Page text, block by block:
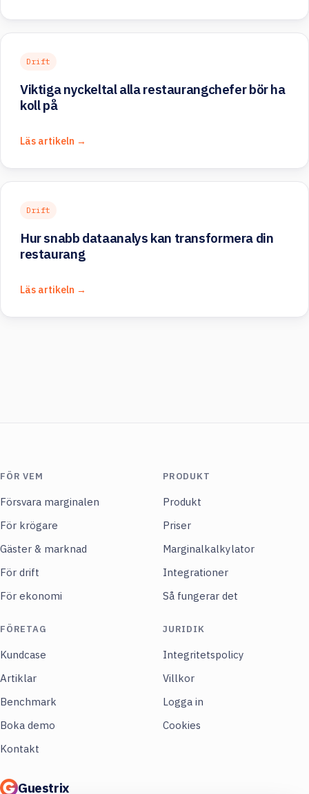
Drift
Viktiga nyckeltal alla restaurangchefer bör ha
koll på
Läs artikeln →
Drift
Hur snabb dataanalys kan transformera din
restaurang
Läs artikeln →
Guestrix
FÖR VEM
Försvara marginalen
För krögare
Gäster & marknad
För drift
För ekonomi
PRODUKT
Produkt
Priser
Marginalkalkylator
Integrationer
Så fungerar det
FÖRETAG
Kundcase
Artiklar
Benchmark
Boka demo
Kontakt
JURIDIK
Integritetspolicy
Villkor
Logga in
Cookies